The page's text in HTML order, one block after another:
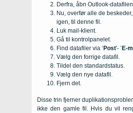
Derfra, åbn Outlook-
Nu, overfør alle de
igen, til denne fil.
Luk mail-klient.
Gå til kontrolpanelet.
Find datafiler via ‘ Post'- ’ E-
Vælg den forrige datafil.
Tildel den standardstatus.
Vælg den nye datafil.
Fjern det.
Disse trin fjerner
ikke den gamle fil. Hvis du vil